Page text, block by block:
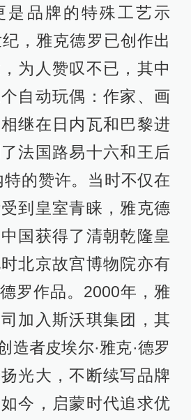
是品牌的特殊工艺示
，雅克德罗已创作出
为人赞叹不已，其中
自动玩偶：作家、画
继在日内瓦和巴黎进
法国路易十六和王后
特的赞许。当时不仅在
到皇室青睐，雅克德
国获得了清朝乾隆皇
北京故宫博物院亦有
罗作品。2000年，雅
加入斯沃琪集团，其
造者皮埃尔·雅克·德罗
光大，不断续写品牌
今，启蒙时代追求优